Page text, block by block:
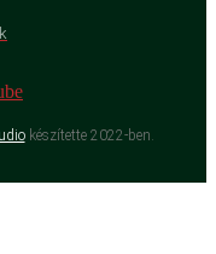
készítette 2022-ben.